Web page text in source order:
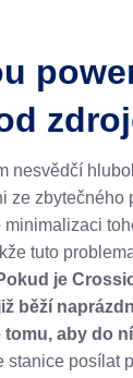
nesvědčí
ze zbytečného
tuto
je
běží
aby do
stanice posílat